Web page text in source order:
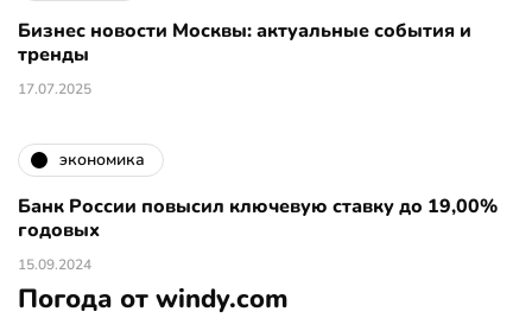
Бизнес новости Москвы: актуальные события и
тренды
17.07.2025
экономика
Банк России повысил ключевую ставку до 19,00%
годовых
15.09.2024
Погода от windy.com